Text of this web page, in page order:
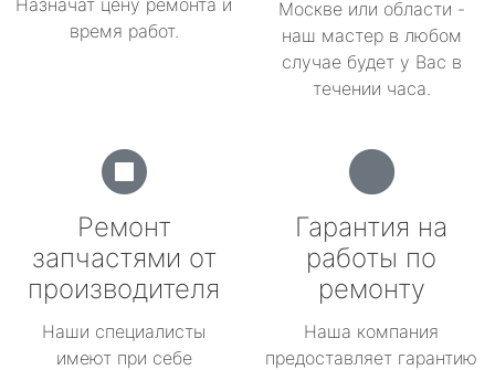
Назначат цену ремонта и
время работ.
Москве или области -
наш мастер в любом
случае будет у Вас в
течении часа.
Ремонт
запчастями от
производителя
Наши специалисты
имеют при себе
Гарантия на
работы по
ремонту
Наша компания
предоставляет гарантию